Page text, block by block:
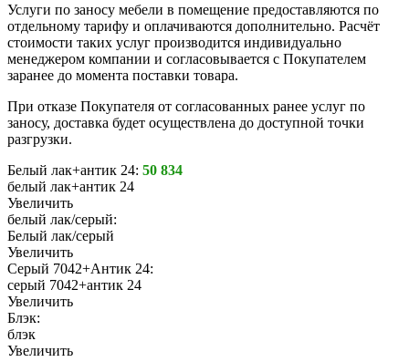
Услуги по заносу мебели в помещение предоставляются по
отдельному тарифу и оплачиваются дополнительно. Расчёт
стоимости таких услуг производится индивидуально
менеджером компании и согласовывается с Покупателем
заранее до момента поставки товара.
При отказе Покупателя от согласованных ранее услуг по
заносу, доставка будет осуществлена до доступной точки
разгрузки.
Белый лак+антик 24: 50 834
белый лак+антик 24
Увеличить
белый лак/серый:
Белый лак/серый
Увеличить
Серый 7042+Антик 24:
серый 7042+антик 24
Увеличить
Блэк:
блэк
Увеличить